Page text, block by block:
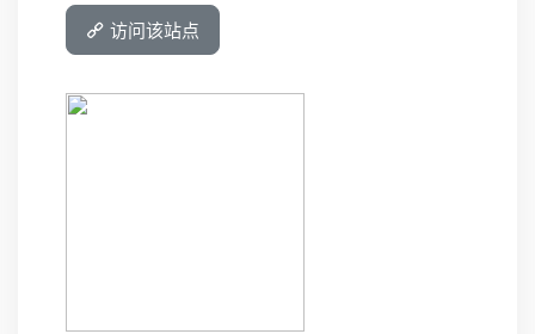
访问该站点